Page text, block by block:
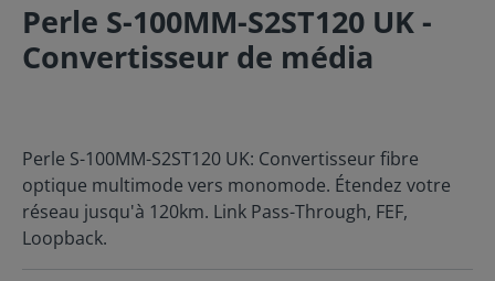
Perle S-100MM-S2ST120 UK -
Convertisseur de média
Perle S-100MM-S2ST120 UK: Convertisseur fibre
optique multimode vers monomode. Étendez votre
réseau jusqu'à 120km. Link Pass-Through, FEF,
Loopback.